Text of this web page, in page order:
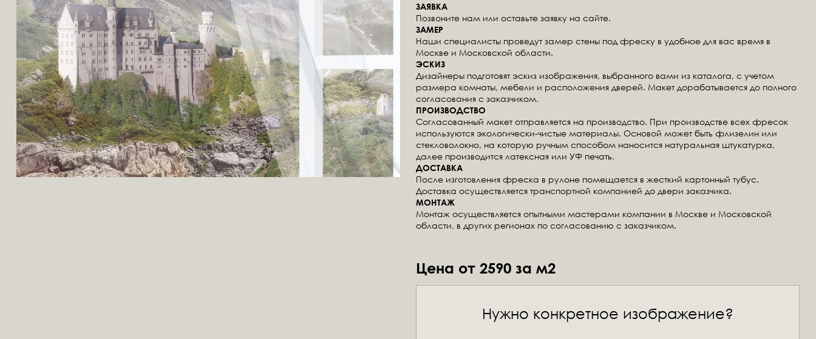
ЗАЯВКА
Позвоните нам или оставьте заявку на сайте.
ЗАМЕР
Наши специалисты проведут замер стены под фреску в удобное для вас время в
Москве и Московской области.
ЭСКИЗ
Дизайнеры подготовят эскиз изображения, выбранного вами из каталога, с учетом
размера комнаты, мебели и расположения дверей. Макет дорабатывается до полного
согласования с заказчиком.
ПРОИЗВОДСТВО
Согласованный макет отправляется на производство. При производстве всех фресок
используются экологически-чистые материалы. Основой может быть флизелин или
стекловолокно, на которую ручным способом наносится натуральная штукатурка,
далее производится латексная или УФ печать.
ДОСТАВКА
После изготовления фреска в рулоне помещается в жесткий картонный тубус.
Доставка осуществляется транспортной компанией до двери заказчика.
МОНТАЖ
Монтаж осуществляется опытными мастерами компании в Москве и Московской
области, в других регионах по согласованию с заказчиком.
Цена от 2590 за м2
Нужно конкретное изображение?